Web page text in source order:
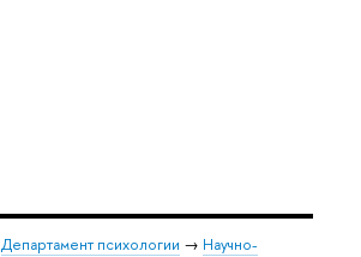
Департамент психологии → Научно-